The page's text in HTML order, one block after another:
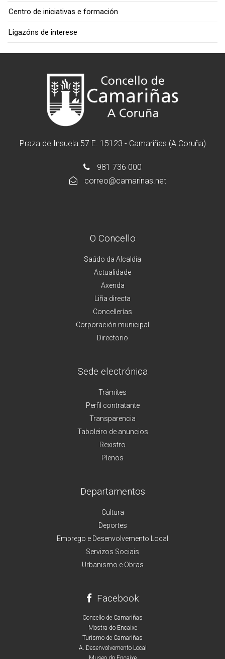
Centro de iniciativas e formación
Ligazóns de interese
Praza de Insuela 57 E. 15123 - Camariñas (A Coruña)
981 736 000
correo@camarinas.net
O Concello
Saúdo da Alcaldía
Actualidade
Axenda
Liña directa
Concellerías
Corporación municipal
Directorio
Sede electrónica
Trámites
Perfil contratante
Transparencia
Taboleiro de anuncios
Rexistro
Plenos
Departamentos
Cultura
Deportes
Emprego e Desenvolvemento Local
Servizos Sociais
Urbanismo e Obras
Facebook
Concello de Camariñas
Mostra do Encaixe
Turismo de Camariñas
A. Desenvolvemento Local